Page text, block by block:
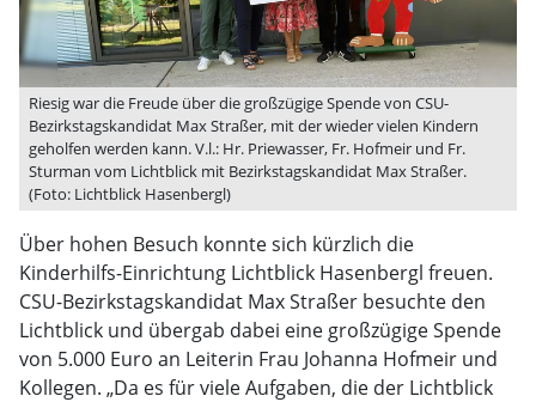
Riesig war die Freude über die großzügige Spende von CSU-
Bezirkstagskandidat Max Straßer, mit der wieder vielen Kindern
geholfen werden kann. V.l.: Hr. Priewasser, Fr. Hofmeir und Fr.
Sturman vom Lichtblick mit Bezirkstagskandidat Max Straßer.
(Foto: Lichtblick Hasenbergl)
Über hohen Besuch konnte sich kürzlich die
Kinderhilfs-Einrichtung Lichtblick Hasenbergl freuen.
CSU-Bezirkstagskandidat Max Straßer besuchte den
Lichtblick und übergab dabei eine großzügige Spende
von 5.000 Euro an Leiterin Frau Johanna Hofmeir und
Kollegen. „Da es für viele Aufgaben, die der Lichtblick